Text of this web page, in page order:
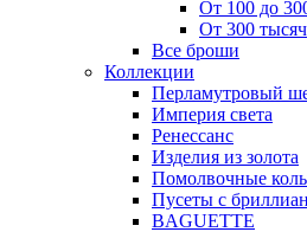
От 100 до
От 300 тысяч
Все броши
Коллекции
Перламутровый
Империя света
Ренессанс
Изделия из золота
Помолвочные
Пусеты с
BAGUETTE